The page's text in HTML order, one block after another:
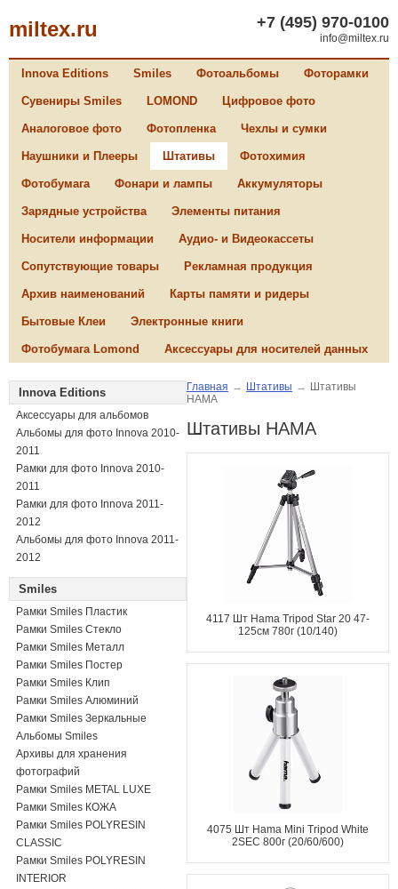
miltex.ru +7 (495) 970-0100
info@miltex.ru
Innova Editions Smiles Фотоальбомы Фоторамки
Сувениры Smiles LOMOND Цифровое фото
Аналоговое фото Фотопленка Чехлы и сумки
Наушники и Плееры Штативы Фотохимия
Фотобумага Фонари и лампы Аккумуляторы
Зарядные устройства Элементы питания
Носители информации Аудио- и Видеокассеты
Сопутствующие товары Рекламная продукция
Архив наименований Карты памяти и ридеры
Бытовые Клеи Электронные книги
Фотобумага Lomond Аксессуары для носителей данных
Innova Editions
Аксессуары для альбомов
Альбомы для фото Innova 2010-
2011
Рамки для фото Innova 2010-
2011
Рамки для фото Innova 2011-
2012
Альбомы для фото Innova 2011-
2012
Smiles
Рамки Smiles Пластик
Рамки Smiles Стекло
Рамки Smiles Металл
Рамки Smiles Постер
Рамки Smiles Клип
Рамки Smiles Алюминий
Рамки Smiles Зеркальные
Альбомы Smiles
Архивы для хранения
фотографий
Рамки Smiles METAL LUXE
Рамки Smiles КОЖА
Рамки Smiles POLYRESIN
CLASSIC
Рамки Smiles POLYRESIN
INTERIOR
Главная → Штативы → Штативы
HAMA
Штативы HAMA
4117 Шт Hama Tripod Star 20 47-
125см 780г (10/140)
4075 Шт Hama Mini Tripod White
2SEC 800г (20/60/600)